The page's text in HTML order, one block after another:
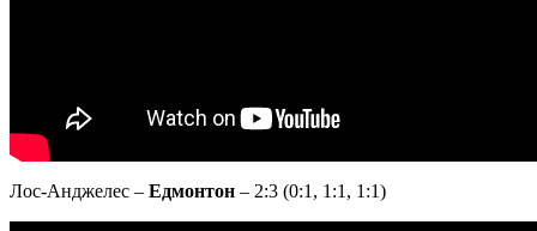
Лос-Анджелес – Едмонтон – 2:3 (0:1, 1:1, 1:1)